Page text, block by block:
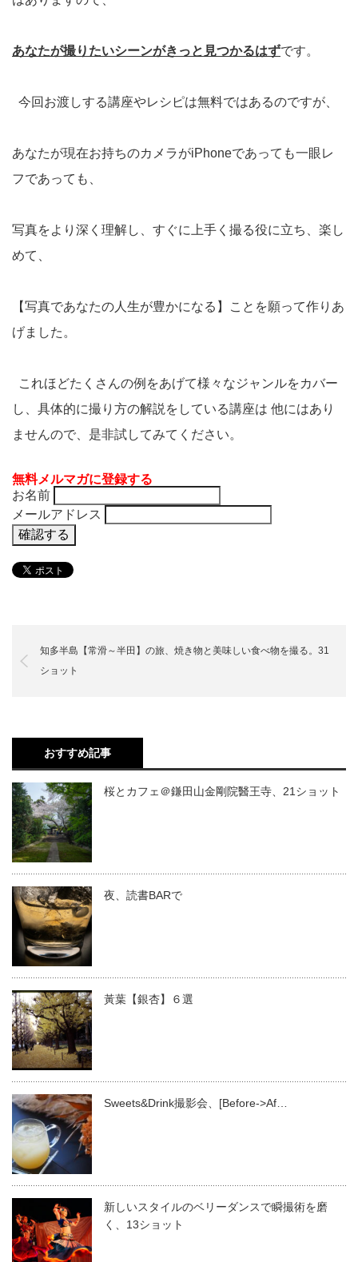
あなたが撮りたいシーンがきっと見つかるはずです。
今回お渡しする講座やレシピは無料ではあるのですが、
あなたが現在お持ちのカメラがiPhoneであっても一眼レ
フであっても、
写真をより深く理解し、すぐに上手く撮る役に立ち、楽し
めて、
【写真であなたの人生が豊かになる】ことを願って作りあ
げました。
これほどたくさんの例をあげて様々なジャンルをカバー
し、具体的に撮り方の解説をしている講座は 他にはあり
ませんので、是非試してみてください。
無料メルマガに登録する
お名前
メールアドレス
知多半島【常滑～半田】の旅、焼き物と美味しい食べ物を撮る。31
ショット
おすすめ記事
桜とカフェ＠鎌田山金剛院醫王寺、21ショット
夜、読書BARで
黃葉【銀杏】６選
Sweets&Drink撮影会、[Before->Af…
新しいスタイルのベリーダンスで瞬撮術を磨
く、13ショット